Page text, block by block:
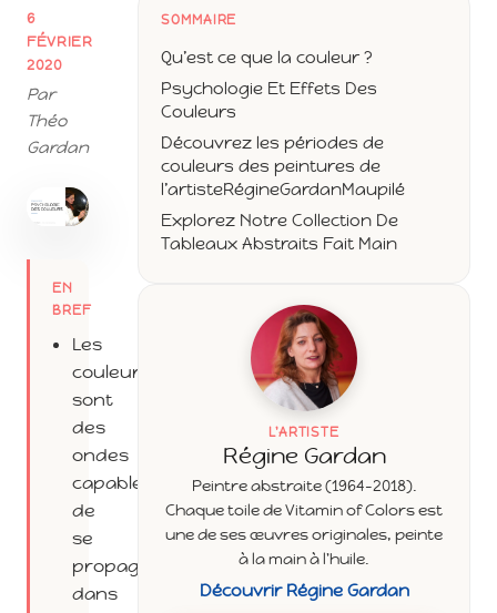
6
FÉVRIER
2020
Par
Théo
Gardan
EN
BREF
Les
couleurs
sont
des
ondes
capables
de
se
propager
dans
SOMMAIRE
Qu’est ce que la couleur ?
Psychologie Et Effets Des
Couleurs
Découvrez les périodes de
couleurs des peintures de
l’artisteRégineGardanMaupilé
Explorez Notre Collection De
Tableaux Abstraits Fait Main
L'ARTISTE
Régine Gardan
Peintre abstraite (1964-2018).
Chaque toile de Vitamin of Colors est
une de ses œuvres originales, peinte
à la main à l'huile.
Découvrir Régine Gardan